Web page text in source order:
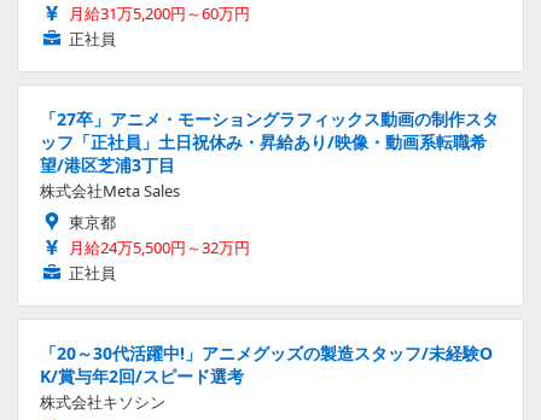
月給31万5,200円～60万円
正社員
「27卒」アニメ・モーショングラフィックス動画の制作スタ
ッフ「正社員」土日祝休み・昇給あり/映像・動画系転職希
望/港区芝浦3丁目
株式会社Meta Sales
東京都
月給24万5,500円～32万円
正社員
「20～30代活躍中!」アニメグッズの製造スタッフ/未経験O
K/賞与年2回/スピード選考
株式会社キソシン